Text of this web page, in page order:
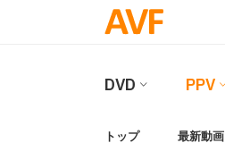
DVD PPV
トップ 最新動画